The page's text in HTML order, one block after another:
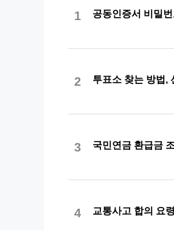
1 공동인증서 비밀
2 투표소 찾는 방법,
3 국민연금 환급금
4 교통사고 합의 요